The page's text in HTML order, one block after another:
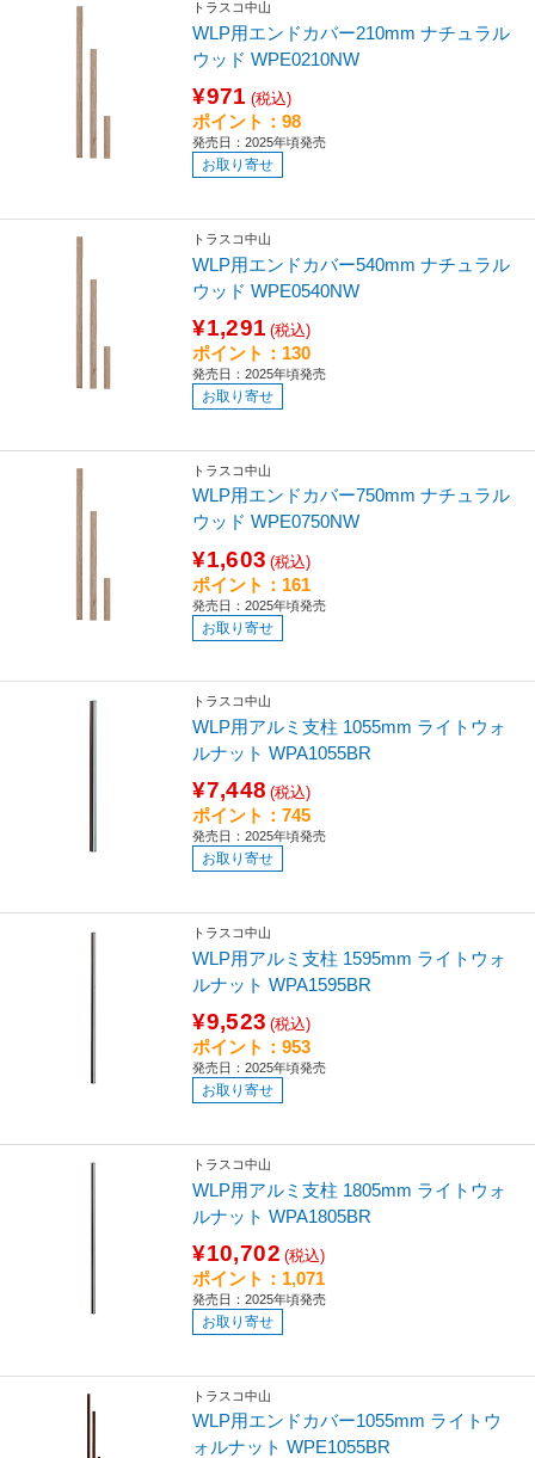
トラスコ中山
WLP用エンドカバー210mm ナチュラル
ウッド WPE0210NW
¥971 (税込)
ポイント：98
発売日：2025年頃発売
お取り寄せ
トラスコ中山
WLP用エンドカバー540mm ナチュラル
ウッド WPE0540NW
¥1,291 (税込)
ポイント：130
発売日：2025年頃発売
お取り寄せ
トラスコ中山
WLP用エンドカバー750mm ナチュラル
ウッド WPE0750NW
¥1,603 (税込)
ポイント：161
発売日：2025年頃発売
お取り寄せ
トラスコ中山
WLP用アルミ支柱 1055mm ライトウォ
ルナット WPA1055BR
¥7,448 (税込)
ポイント：745
発売日：2025年頃発売
お取り寄せ
トラスコ中山
WLP用アルミ支柱 1595mm ライトウォ
ルナット WPA1595BR
¥9,523 (税込)
ポイント：953
発売日：2025年頃発売
お取り寄せ
トラスコ中山
WLP用アルミ支柱 1805mm ライトウォ
ルナット WPA1805BR
¥10,702 (税込)
ポイント：1,071
発売日：2025年頃発売
お取り寄せ
トラスコ中山
WLP用エンドカバー1055mm ライトウ
ォルナット WPE1055BR